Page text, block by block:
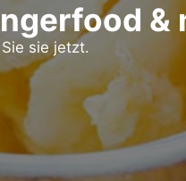
&
sie jetzt.